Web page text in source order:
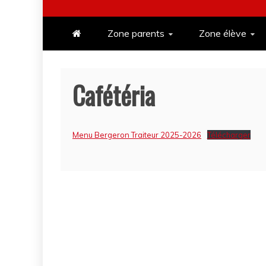
Zone parents Zone élève
Cafétéria
Menu Bergeron Traiteur 2025-2026 Télécharger